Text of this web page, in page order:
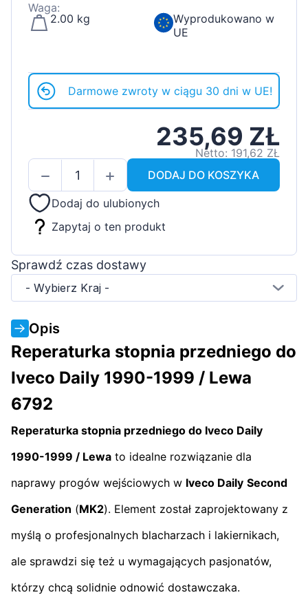
Waga:
2.00 kg
Wyprodukowano w
UE
Darmowe zwroty w ciągu 30 dni w UE!
235,69 ZŁ
Netto: 191,62 ZŁ
DODAJ DO KOSZYKA
Dodaj do ulubionych
Zapytaj o ten produkt
Sprawdź czas dostawy
- Wybierz Kraj -
Opis
Reperaturka stopnia przedniego do
Iveco Daily 1990-1999 / Lewa
6792
Reperaturka stopnia przedniego do Iveco Daily
1990-1999 / Lewa to idealne rozwiązanie dla
naprawy progów wejściowych w Iveco Daily Second
Generation (MK2). Element został zaprojektowany z
myślą o profesjonalnych blacharzach i lakiernikach,
ale sprawdzi się też u wymagających pasjonatów,
którzy chcą solidnie odnowić dostawczaka.